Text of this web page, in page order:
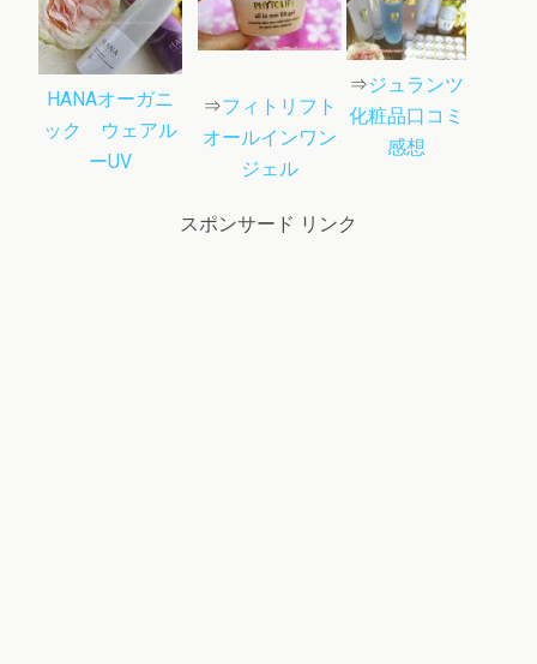
HANAオーガニ
ック ウェアル
ーUV
⇒フィトリフト
オールインワン
ジェル
⇒ジュランツ
化粧品口コミ
感想
スポンサード リンク